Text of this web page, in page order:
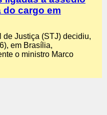
do cargo em
Justiça (STJ) decidiu,
em Brasília,
o ministro Marco